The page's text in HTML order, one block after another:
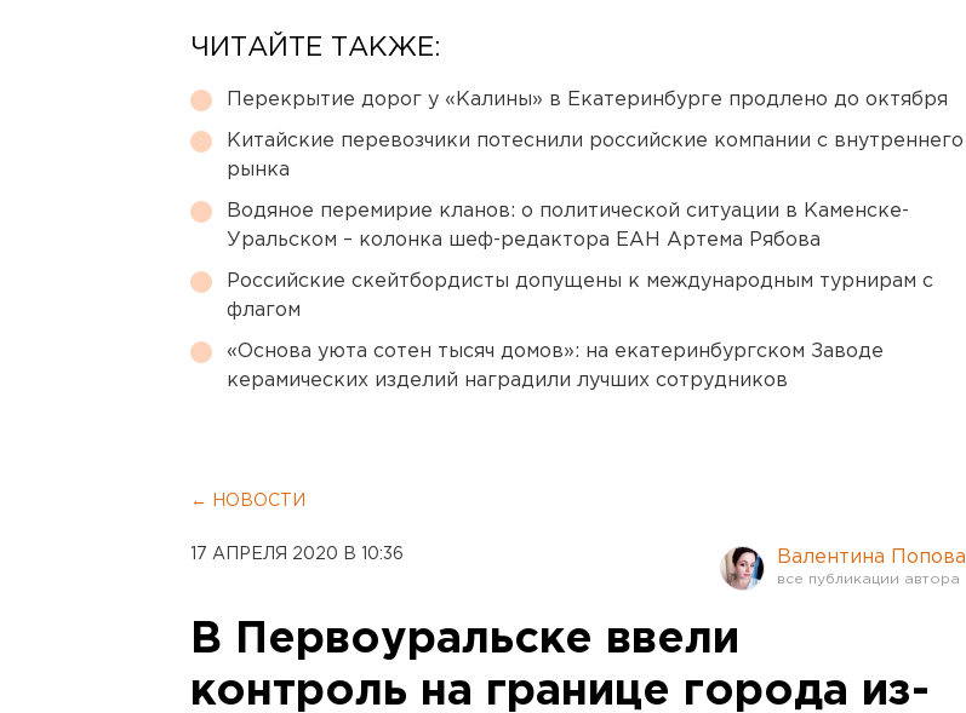
ЧИТАЙТЕ ТАКЖЕ:
Перекрытие дорог у «Калины» в Екатеринбурге продлено до октября
Китайские перевозчики потеснили российские компании с внутреннего
рынка
Водяное перемирие кланов: о политической ситуации в Каменске-
Уральском – колонка шеф-редактора ЕАН Артема Рябова
Российские скейтбордисты допущены к международным турнирам с
флагом
«Основа уюта сотен тысяч домов»: на екатеринбургском Заводе
керамических изделий наградили лучших сотрудников
← НОВОСТИ
17 АПРЕЛЯ 2020 В 10:36 Валентина Попова
В Первоуральске ввели
контроль на границе города из-